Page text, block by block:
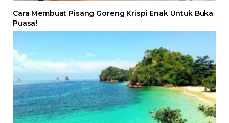
Cara Membuat Pisang Goreng Krispi Enak Untuk Buka
Puasa!